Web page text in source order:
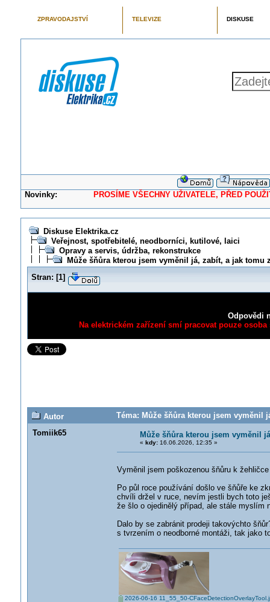
ZPRAVODAJSTVÍ TELEVIZE DISKUSE
Novinky: PROSÍME VŠECHNY UŽIVATELE, PŘED
Diskuse Elektrika.cz
Veřejnost, spotřebitelé, neodborníci, kutilové, laici
Opravy a servis, údržba, rekonstrukce
Může šňůra kterou jsem vyměnil já, zabít, a jak tomu
Stran: [1]
Odpovědi
Na elektrickém zařízení smí pracovat pouze
Autor
Téma: Může šňůra kterou jsem vyměnil
Tomiik65
Může šňůra kterou jsem vyměnil
« kdy:16.06.2026, 12:35 »
Vyměnil jsem poškozenou šňůru k
Po půl roce používání došlo ve šňůře ke
chvíli držel v ruce, nevím jestli bych toto
že šlo o ojedinělý případ, ale stále myslím
Dalo by se zabránit prodeji takovýchto
s tvrzením o neodborné montáži, tak jako
2026-06-16 11_55_50-